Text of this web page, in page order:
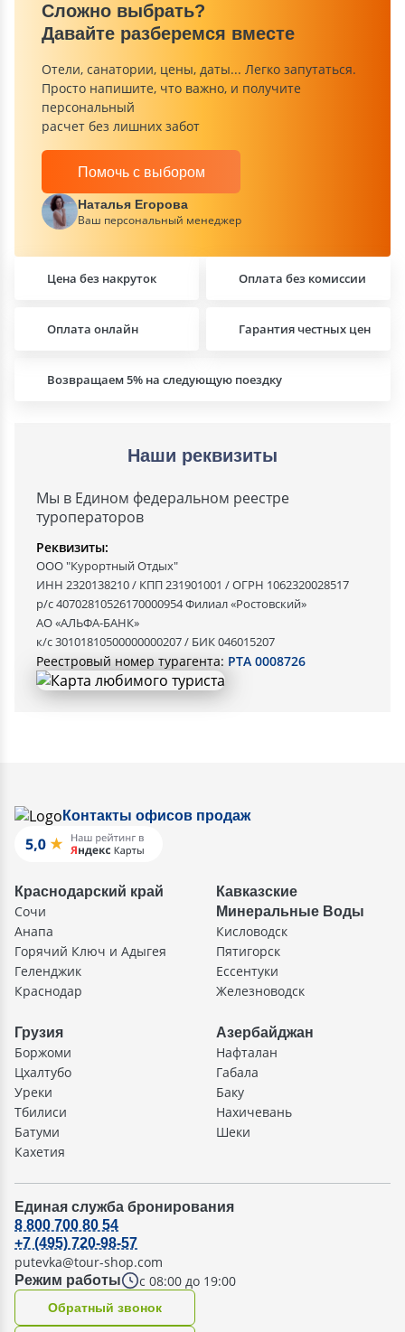
Сложно выбрать?
Давайте разберемся вместе
Отели, санатории, цены, даты... Легко запутаться.
Просто напишите, что важно, и получите
персональный
расчет без лишних забот
Помочь с выбором
Наталья Егорова
Ваш персональный менеджер
Цена без накруток Оплата без комиссии
Возвращаем 5% на следующую поездку
Оплата онлайн Гарантия честных цен
Наши реквизиты
Мы в Едином федеральном реестре
туроператоров
Реквизиты:
ООО "Курортный Отдых"
ИНН 2320138210 / КПП 231901001 / ОГРН 1062320028517
р/с 40702810526170000954 Филиал «Ростовский»
АО «АЛЬФА-БАНК»
к/с 30101810500000000207 / БИК 046015207
Реестровый номер турагента: РТА 0008726
Контакты офисов продаж
Краснодарский край
Сочи
Анапа
Горячий Ключ и Адыгея
Геленджик
Краснодар
Кавказские
Минеральные Воды
Кисловодск
Пятигорск
Ессентуки
Железноводск
Грузия
Боржоми
Цхалтубо
Уреки
Тбилиси
Батуми
Кахетия
Азербайджан
Нафталан
Габала
Баку
Нахичевань
Шеки
Единая служба бронирования
Режим работы с 08:00 до 19:00
8 800 700 80 54
+7 (495) 720-98-57
putevka@tour-shop.com
Oбратный звонок